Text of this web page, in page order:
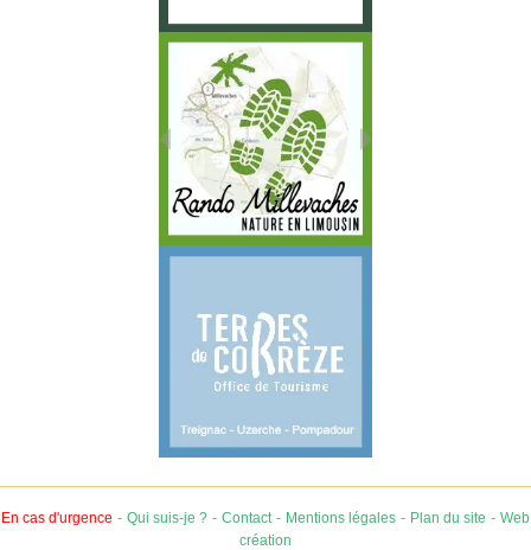
En cas d'urgence - Qui suis-je ? - Contact - Mentions légales - Plan du site - Web
création